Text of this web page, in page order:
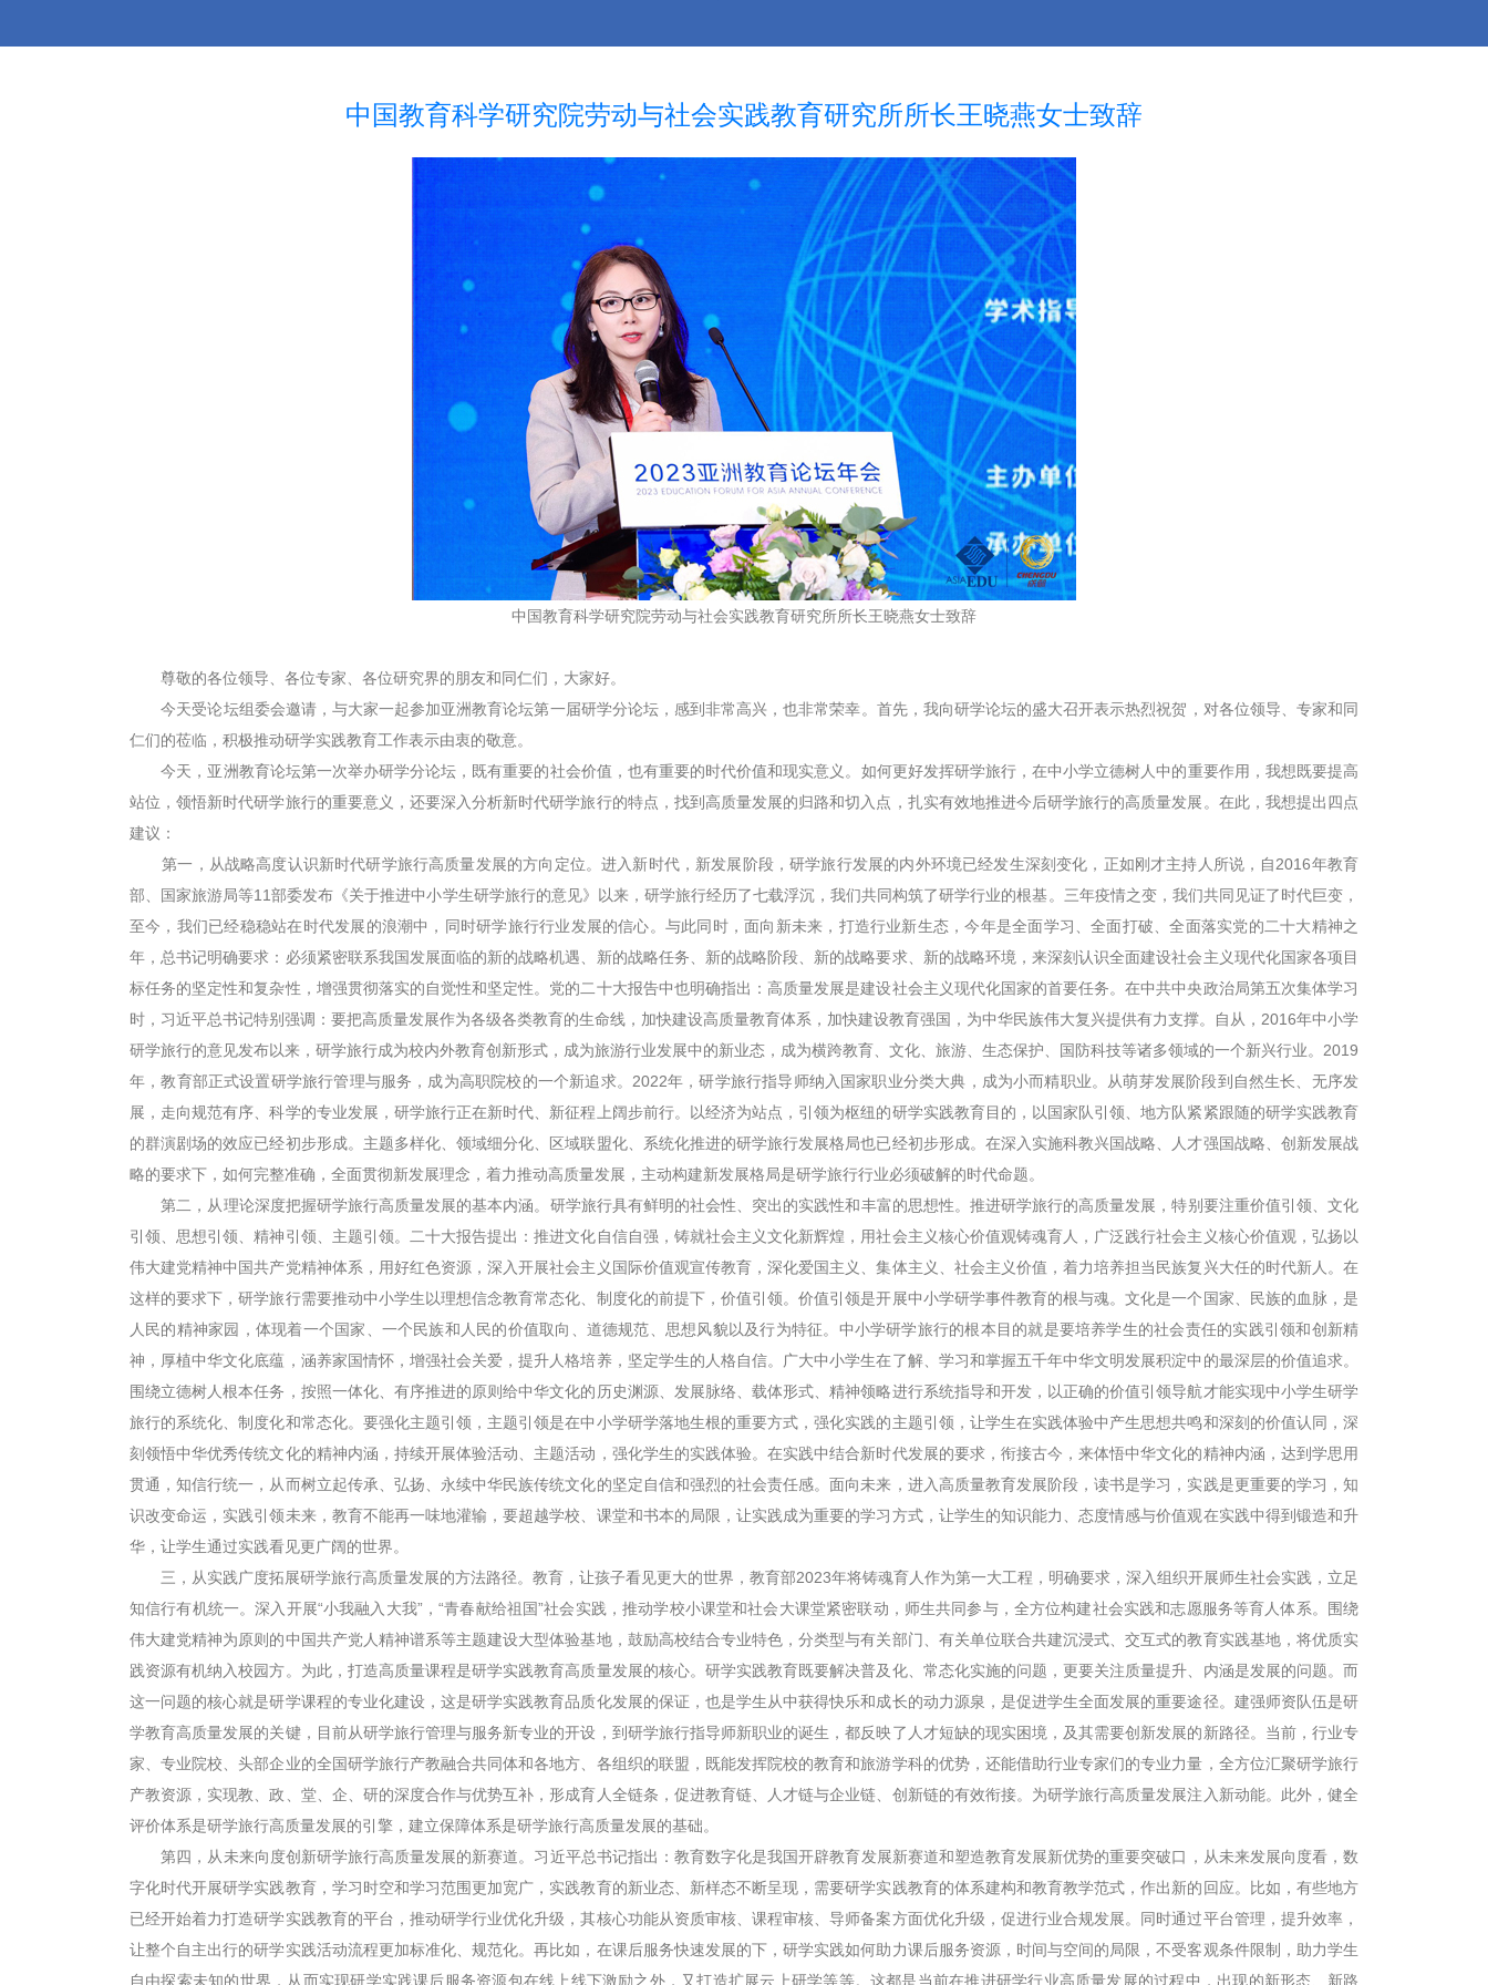
中国教育科学研究院劳动与社会实践教育研究所所长王晓燕女士致辞
中国教育科学研究院劳动与社会实践教育研究所所长王晓燕女士致辞
尊敬的各位领导、各位专家、各位研究界的朋友和同仁们，大家好。
今天受论坛组委会邀请，与大家一起参加亚洲教育论坛第一届研学分论坛，感到非常高兴，也非常荣幸。首先，我向研学论坛的盛大召开表示热烈祝贺，对各位领导、专家和同
仁们的莅临，积极推动研学实践教育工作表示由衷的敬意。
今天，亚洲教育论坛第一次举办研学分论坛，既有重要的社会价值，也有重要的时代价值和现实意义。如何更好发挥研学旅行，在中小学立德树人中的重要作用，我想既要提高
站位，领悟新时代研学旅行的重要意义，还要深入分析新时代研学旅行的特点，找到高质量发展的归路和切入点，扎实有效地推进今后研学旅行的高质量发展。在此，我想提出四点
建议：
第一，从战略高度认识新时代研学旅行高质量发展的方向定位。进入新时代，新发展阶段，研学旅行发展的内外环境已经发生深刻变化，正如刚才主持人所说，自2016年教育
部、国家旅游局等11部委发布《关于推进中小学生研学旅行的意见》以来，研学旅行经历了七载浮沉，我们共同构筑了研学行业的根基。三年疫情之变，我们共同见证了时代巨变，
至今，我们已经稳稳站在时代发展的浪潮中，同时研学旅行行业发展的信心。与此同时，面向新未来，打造行业新生态，今年是全面学习、全面打破、全面落实党的二十大精神之
年，总书记明确要求：必须紧密联系我国发展面临的新的战略机遇、新的战略任务、新的战略阶段、新的战略要求、新的战略环境，来深刻认识全面建设社会主义现代化国家各项目
标任务的坚定性和复杂性，增强贯彻落实的自觉性和坚定性。党的二十大报告中也明确指出：高质量发展是建设社会主义现代化国家的首要任务。在中共中央政治局第五次集体学习
时，习近平总书记特别强调：要把高质量发展作为各级各类教育的生命线，加快建设高质量教育体系，加快建设教育强国，为中华民族伟大复兴提供有力支撑。自从，2016年中小学
研学旅行的意见发布以来，研学旅行成为校内外教育创新形式，成为旅游行业发展中的新业态，成为横跨教育、文化、旅游、生态保护、国防科技等诸多领域的一个新兴行业。2019
年，教育部正式设置研学旅行管理与服务，成为高职院校的一个新追求。2022年，研学旅行指导师纳入国家职业分类大典，成为小而精职业。从萌芽发展阶段到自然生长、无序发
展，走向规范有序、科学的专业发展，研学旅行正在新时代、新征程上阔步前行。以经济为站点，引领为枢纽的研学实践教育目的，以国家队引领、地方队紧紧跟随的研学实践教育
的群演剧场的效应已经初步形成。主题多样化、领域细分化、区域联盟化、系统化推进的研学旅行发展格局也已经初步形成。在深入实施科教兴国战略、人才强国战略、创新发展战
略的要求下，如何完整准确，全面贯彻新发展理念，着力推动高质量发展，主动构建新发展格局是研学旅行行业必须破解的时代命题。
第二，从理论深度把握研学旅行高质量发展的基本内涵。研学旅行具有鲜明的社会性、突出的实践性和丰富的思想性。推进研学旅行的高质量发展，特别要注重价值引领、文化
引领、思想引领、精神引领、主题引领。二十大报告提出：推进文化自信自强，铸就社会主义文化新辉煌，用社会主义核心价值观铸魂育人，广泛践行社会主义核心价值观，弘扬以
伟大建党精神中国共产党精神体系，用好红色资源，深入开展社会主义国际价值观宣传教育，深化爱国主义、集体主义、社会主义价值，着力培养担当民族复兴大任的时代新人。在
这样的要求下，研学旅行需要推动中小学生以理想信念教育常态化、制度化的前提下，价值引领。价值引领是开展中小学研学事件教育的根与魂。文化是一个国家、民族的血脉，是
人民的精神家园，体现着一个国家、一个民族和人民的价值取向、道德规范、思想风貌以及行为特征。中小学研学旅行的根本目的就是要培养学生的社会责任的实践引领和创新精
神，厚植中华文化底蕴，涵养家国情怀，增强社会关爱，提升人格培养，坚定学生的人格自信。广大中小学生在了解、学习和掌握五千年中华文明发展积淀中的最深层的价值追求。
围绕立德树人根本任务，按照一体化、有序推进的原则给中华文化的历史渊源、发展脉络、载体形式、精神领略进行系统指导和开发，以正确的价值引领导航才能实现中小学生研学
旅行的系统化、制度化和常态化。要强化主题引领，主题引领是在中小学研学落地生根的重要方式，强化实践的主题引领，让学生在实践体验中产生思想共鸣和深刻的价值认同，深
刻领悟中华优秀传统文化的精神内涵，持续开展体验活动、主题活动，强化学生的实践体验。在实践中结合新时代发展的要求，衔接古今，来体悟中华文化的精神内涵，达到学思用
贯通，知信行统一，从而树立起传承、弘扬、永续中华民族传统文化的坚定自信和强烈的社会责任感。面向未来，进入高质量教育发展阶段，读书是学习，实践是更重要的学习，知
识改变命运，实践引领未来，教育不能再一味地灌输，要超越学校、课堂和书本的局限，让实践成为重要的学习方式，让学生的知识能力、态度情感与价值观在实践中得到锻造和升
华，让学生通过实践看见更广阔的世界。
三，从实践广度拓展研学旅行高质量发展的方法路径。教育，让孩子看见更大的世界，教育部2023年将铸魂育人作为第一大工程，明确要求，深入组织开展师生社会实践，立足
知信行有机统一。深入开展“小我融入大我”，“青春献给祖国”社会实践，推动学校小课堂和社会大课堂紧密联动，师生共同参与，全方位构建社会实践和志愿服务等育人体系。围绕
伟大建党精神为原则的中国共产党人精神谱系等主题建设大型体验基地，鼓励高校结合专业特色，分类型与有关部门、有关单位联合共建沉浸式、交互式的教育实践基地，将优质实
践资源有机纳入校园方。为此，打造高质量课程是研学实践教育高质量发展的核心。研学实践教育既要解决普及化、常态化实施的问题，更要关注质量提升、内涵是发展的问题。而
这一问题的核心就是研学课程的专业化建设，这是研学实践教育品质化发展的保证，也是学生从中获得快乐和成长的动力源泉，是促进学生全面发展的重要途径。建强师资队伍是研
学教育高质量发展的关键，目前从研学旅行管理与服务新专业的开设，到研学旅行指导师新职业的诞生，都反映了人才短缺的现实困境，及其需要创新发展的新路径。当前，行业专
家、专业院校、头部企业的全国研学旅行产教融合共同体和各地方、各组织的联盟，既能发挥院校的教育和旅游学科的优势，还能借助行业专家们的专业力量，全方位汇聚研学旅行
产教资源，实现教、政、堂、企、研的深度合作与优势互补，形成育人全链条，促进教育链、人才链与企业链、创新链的有效衔接。为研学旅行高质量发展注入新动能。此外，健全
评价体系是研学旅行高质量发展的引擎，建立保障体系是研学旅行高质量发展的基础。
第四，从未来向度创新研学旅行高质量发展的新赛道。习近平总书记指出：教育数字化是我国开辟教育发展新赛道和塑造教育发展新优势的重要突破口，从未来发展向度看，数
字化时代开展研学实践教育，学习时空和学习范围更加宽广，实践教育的新业态、新样态不断呈现，需要研学实践教育的体系建构和教育教学范式，作出新的回应。比如，有些地方
已经开始着力打造研学实践教育的平台，推动研学行业优化升级，其核心功能从资质审核、课程审核、导师备案方面优化升级，促进行业合规发展。同时通过平台管理，提升效率，
让整个自主出行的研学实践活动流程更加标准化、规范化。再比如，在课后服务快速发展的下，研学实践如何助力课后服务资源，时间与空间的局限，不受客观条件限制，助力学生
自由探索未知的世界，从而实现研学实践课后服务资源包在线上线下激励之外，又打造扩展云上研学等等。这都是当前在推进研学行业高质量发展的过程中，出现的新形态、新路